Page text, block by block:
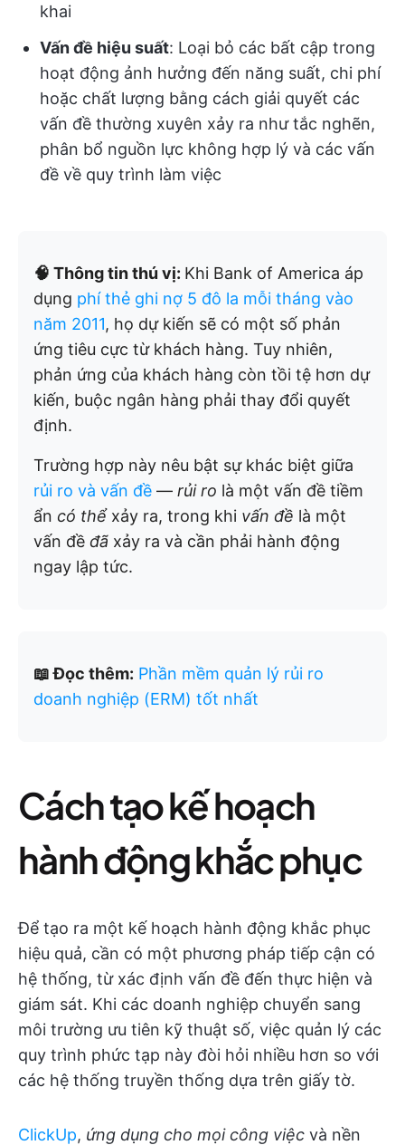
khai
Vấn đề hiệu suất: Loại bỏ các bất cập trong
hoạt động ảnh hưởng đến năng suất, chi phí
hoặc chất lượng bằng cách giải quyết các
vấn đề thường xuyên xảy ra như tắc nghẽn,
phân bổ nguồn lực không hợp lý và các vấn
đề về quy trình làm việc
🧠 Thông tin thú vị: Khi Bank of America áp
dụng phí thẻ ghi nợ 5 đô la mỗi tháng vào
năm 2011, họ dự kiến sẽ có một số phản
ứng tiêu cực từ khách hàng. Tuy nhiên,
phản ứng của khách hàng còn tồi tệ hơn dự
kiến, buộc ngân hàng phải thay đổi quyết
định.
Trường hợp này nêu bật sự khác biệt giữa
rủi ro và vấn đề — rủi ro là một vấn đề tiềm
ẩn có thểxảy ra, trong khi vấn đề là một
vấn đề đã xảy ra và cần phải hành động
ngay lập tức.
📖 Đọc thêm: Phần mềm quản lý rủi ro
doanh nghiệp (ERM) tốt nhất
Cách tạo kế hoạch
hành động khắc phục
Để tạo ra một kế hoạch hành động khắc phục
hiệu quả, cần có một phương pháp tiếp cận có
hệ thống, từ xác định vấn đề đến thực hiện và
giám sát. Khi các doanh nghiệp chuyển sang
môi trường ưu tiên kỹ thuật số, việc quản lý các
quy trình phức tạp này đòi hỏi nhiều hơn so với
các hệ thống truyền thống dựa trên giấy tờ.
ClickUp, ứng dụng cho mọi công việc và nền